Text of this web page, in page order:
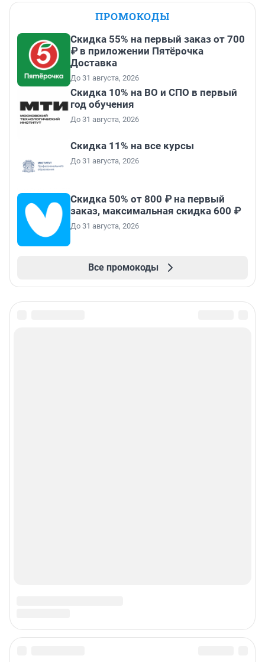
ПРОМОКОДЫ
Скидка 55% на первый заказ от 700
₽ в приложении Пятёрочка
Доставка
До 31 августа, 2026
Скидка 10% на ВО и СПО в первый
год обучения
До 31 августа, 2026
Скидка 11% на все курсы
До 31 августа, 2026
Скидка 50% от 800 ₽ на первый
заказ, максимальная скидка 600 ₽
До 31 августа, 2026
Все промокоды